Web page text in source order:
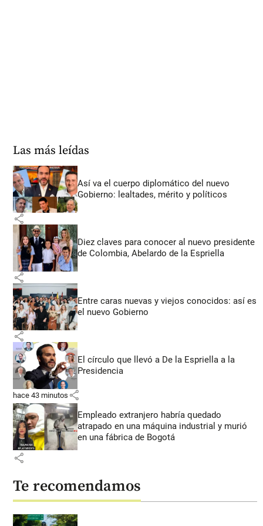
Las más leídas
Así va el cuerpo diplomático del nuevo
Gobierno: lealtades, mérito y políticos
share
Diez claves para conocer al nuevo presidente
de Colombia, Abelardo de la Espriella
share
Entre caras nuevas y viejos conocidos: así es
el nuevo Gobierno
share
El círculo que llevó a De la Espriella a la
Presidencia
hace 43 minutos share
Empleado extranjero habría quedado
atrapado en una máquina industrial y murió
en una fábrica de Bogotá
share
Te recomendamos